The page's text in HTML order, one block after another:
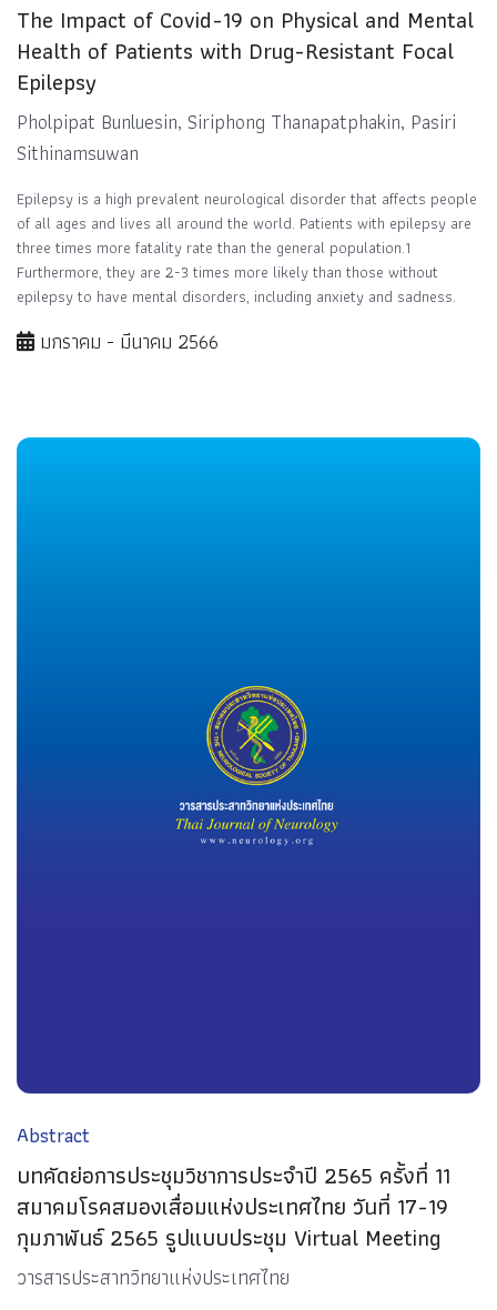
The Impact of Covid-19 on Physical and Mental
Health of Patients with Drug-Resistant Focal
Epilepsy
Pholpipat Bunluesin, Siriphong Thanapatphakin, Pasiri
Sithinamsuwan
Epilepsy is a high prevalent neurological disorder that affects people
of all ages and lives all around the world. Patients with epilepsy are
three times more fatality rate than the general population.1
Furthermore, they are 2-3 times more likely than those without
epilepsy to have mental disorders, including anxiety and sadness.
มกราคม - มีนาคม 2566
Abstract
บทคัดย่อการประชุมวิชาการประจำปี 2565 ครั้งที่ 11
สมาคมโรคสมองเสื่อมแห่งประเทศไทย วันที่ 17-19
กุมภาพันธ์ 2565 รูปแบบประชุม Virtual Meeting
วารสารประสาทวิทยาแห่งประเทศไทย